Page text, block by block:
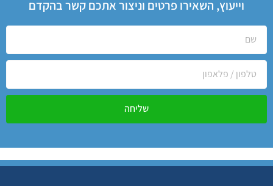
וייעוץ, השאירו פרטים וניצור אתכם קשר בהקדם
שליחה